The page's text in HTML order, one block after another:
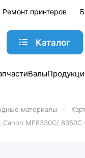
Ремонт принтеров
Каталог
Валы
материалы
Canon MF8330C/